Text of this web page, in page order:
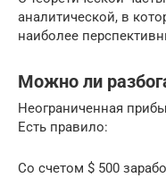
аналитической, в
наиболее
Можно ли
Неограниченная
Есть правило:
Со счетом $ 500